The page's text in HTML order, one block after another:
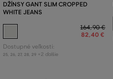
DŽÍNSY GANT SLIM CROPPED
WHITE JEANS
164,90 €
82,40 €
Dostupné veľkosti:
25 26 27, 28 29 +2 ďalšie